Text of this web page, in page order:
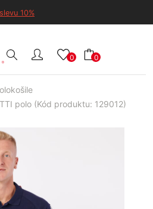
10%
0 0
polo (Kód produktu: 129012)